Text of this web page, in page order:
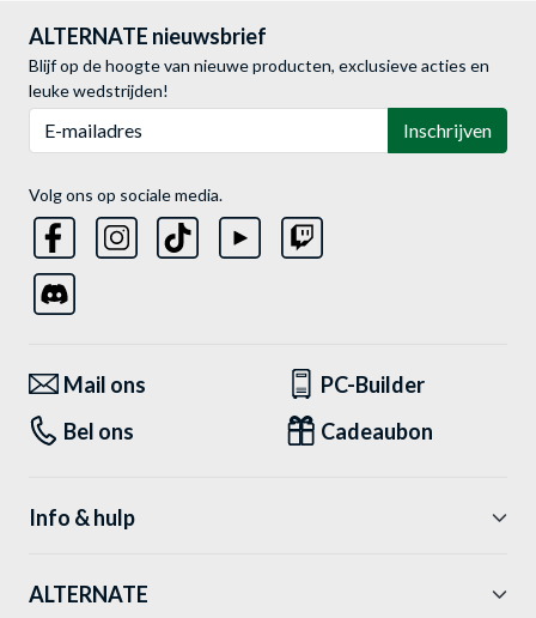
ALTERNATE nieuwsbrief
Blijf op de hoogte van nieuwe producten, exclusieve acties en
leuke wedstrijden!
Inschrijven
Volg ons op sociale media.
Mail ons
PC-Builder
Bel ons
Cadeaubon
Info & hulp
ALTERNATE